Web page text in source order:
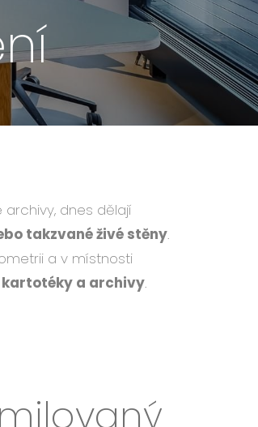
dnes dělají
takzvané živé stěny.
a v místnosti
kartotéky a archivy.